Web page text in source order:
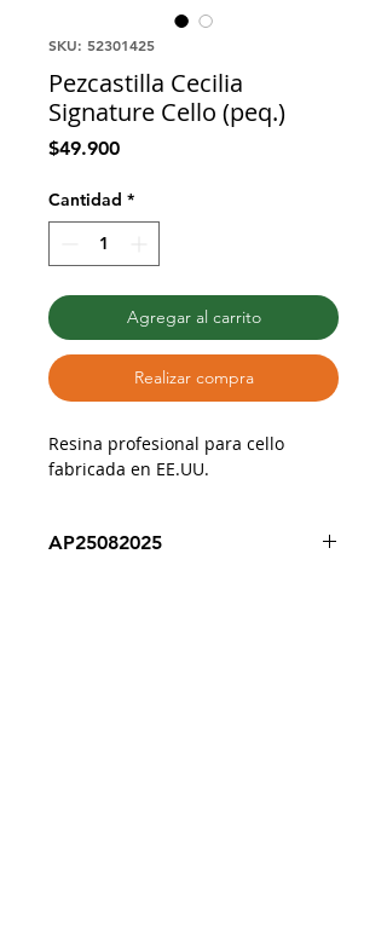
SKU: 52301425
Pezcastilla Cecilia
Signature Cello (peq.)
$49.900Precio
Cantidad *
Agregar al carrito
Realizar compra
Resina profesional para cello
fabricada en EE.UU.
AP25082025